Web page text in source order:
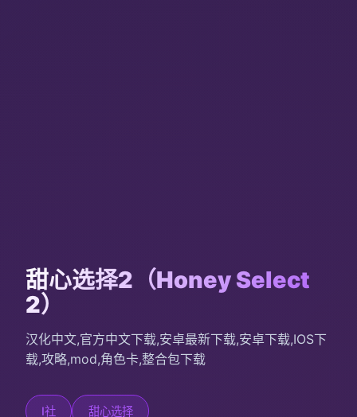
甜心选择2（Honey Select
2）
汉化中文,官方中文下载,安卓最新下载,安卓下载,IOS下
载,攻略,mod,角色卡,整合包下载
I社 甜心选择